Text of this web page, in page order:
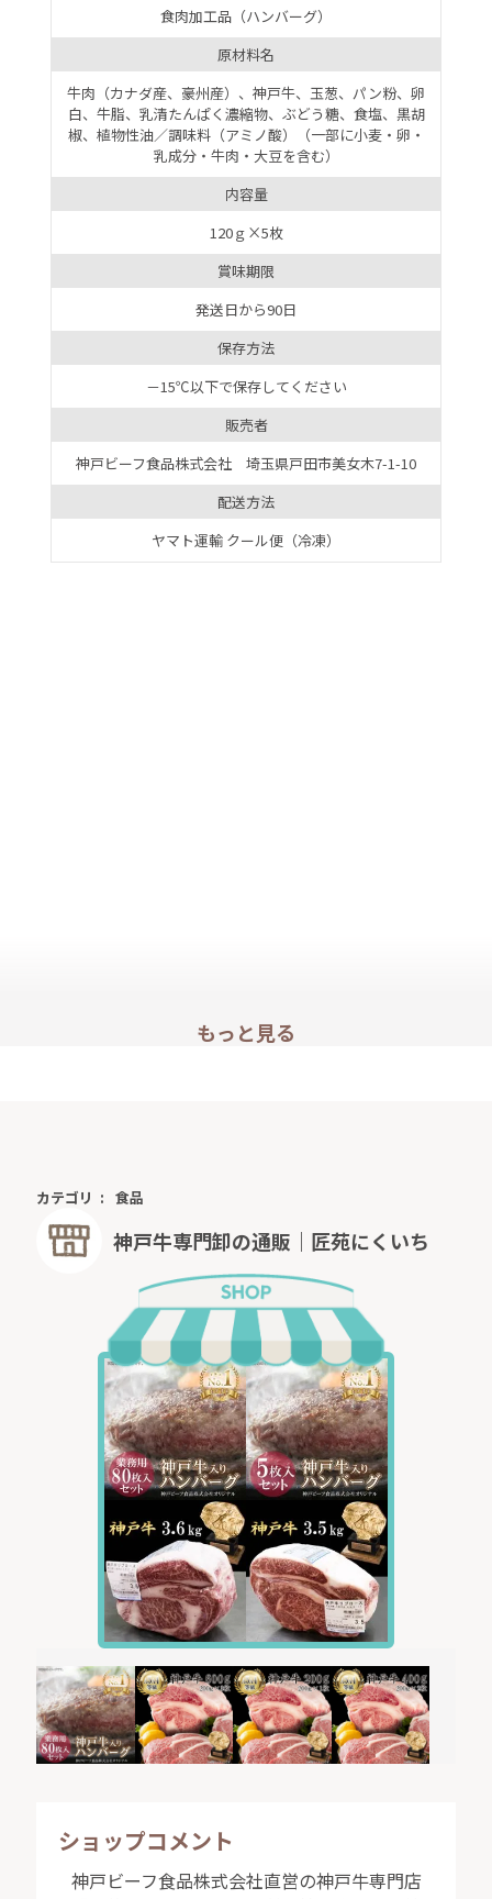
食肉加工品（ハンバーグ）
原材料名
牛肉（カナダ産、豪州産）、神戸牛、玉葱、パン粉、卵
白、牛脂、乳清たんぱく濃縮物、ぶどう糖、食塩、黒胡
椒、植物性油／調味料（アミノ酸）（一部に小麦・卵・
乳成分・牛肉・大豆を含む）
内容量
120ｇ ×5枚
賞味期限
発送日から90日
保存方法
－15℃以下で保存してください
販売者
神戸ビーフ食品株式会社 埼玉県戸田市美女木7-1-10
配送方法
ヤマト運輸 クール便（冷凍）
もっと見る
カテゴリ 食品
神戸牛専門卸の通販｜匠苑にくいち
ショップコメント
神戸ビーフ食品株式会社直営の神戸牛専門店